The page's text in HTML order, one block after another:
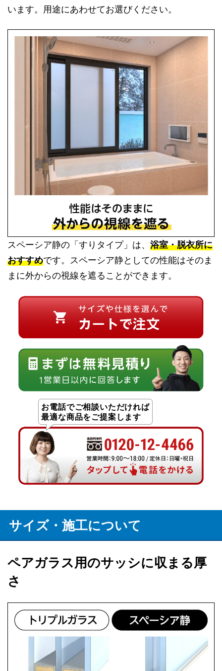
います。用途にあわせてお選びください。
スペーシア静の「すりタイプ」は、 浴室・脱衣所に
おすすめです。スペーシア静としての性能はそのま
まに外からの視線を遮ることができます。
お電話でご相談いただければ
最適な商品をご提案します
サイズ・施工について
ペアガラス用のサッシに収まる厚
さ